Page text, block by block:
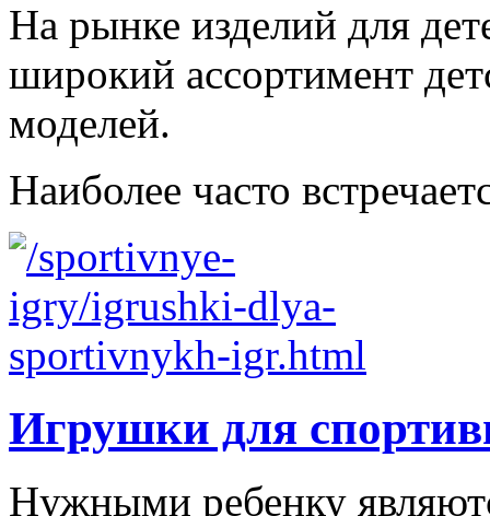
На рынке изделий для
широкий ассортимент
моделей.
Наиболее часто
Игрушки для
Нужными ребенку